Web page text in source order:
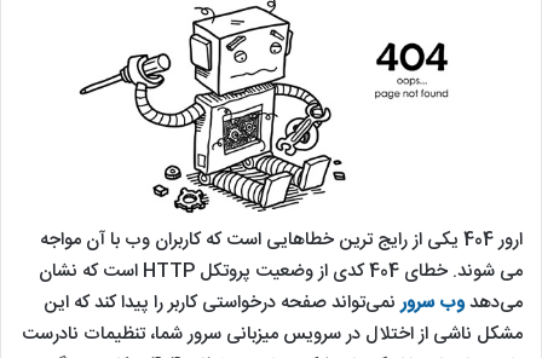
ارور 404 یکی از رایج ترین خطاهایی است که کاربران وب با آن مواجه
می شوند. خطای 404 کدی از وضعیت پروتکل HTTP است که نشان
می‌دهدوب سرورنمی‌تواند صفحه درخواستی کاربر را پیدا کند که این
مشکل ناشی از اختلال در سرویس میزبانی سرور شما، تنظیمات نادرست